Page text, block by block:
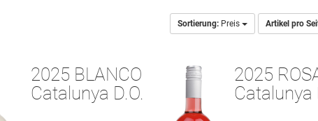
Sortierung: Preis Artikel pro
2025 BLANCO
Catalunya D.O.
2025
Catalunya